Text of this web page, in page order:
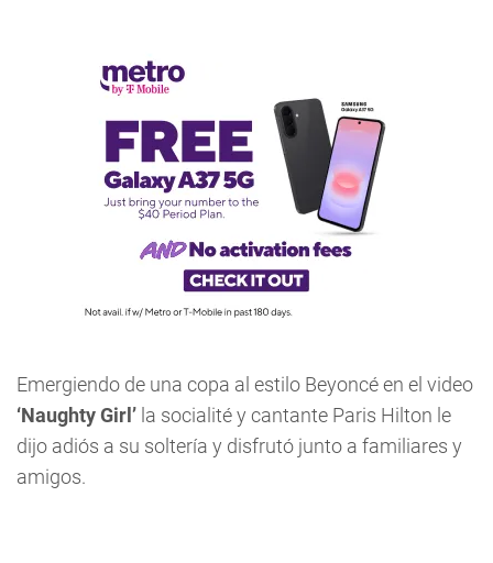
Emergiendo de una copa al estilo Beyoncé en el video
‘Naughty Girl’ la socialité y cantante Paris Hilton le
dijo adiós a su soltería y disfrutó junto a familiares y
amigos.